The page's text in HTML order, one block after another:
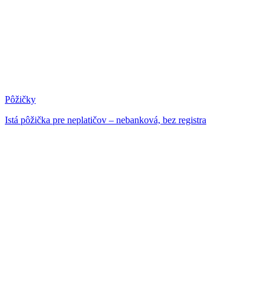
Pôžičky
Istá pôžička pre neplatičov – nebanková, bez registra